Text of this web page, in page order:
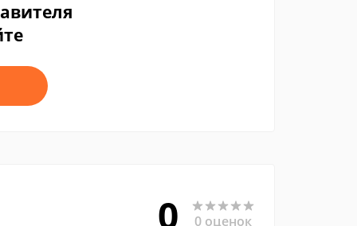
0 0 оценок